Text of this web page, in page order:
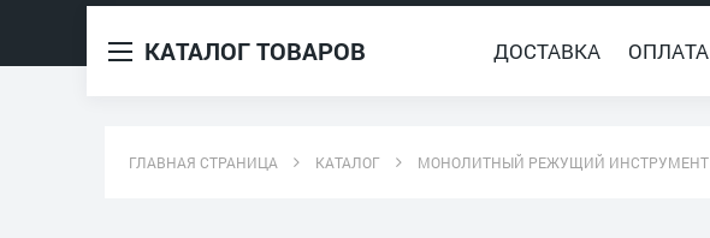
КАТАЛОГ ТОВАРОВ ДОСТАВКА ОПЛАТА
ГЛАВНАЯ СТРАНИЦА КАТАЛОГ МОНОЛИТНЫЙ РЕЖУЩИЙ ИНСТРУМЕНТ